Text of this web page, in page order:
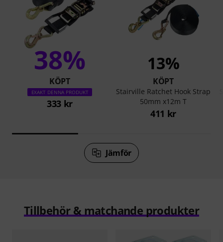
38%
KÖPT
EXAKT DENNA PRODUKT
333 kr
13%
KÖPT
Stairville Ratchet Hook Strap
50mm x12m T
411 kr
Jämför
Tillbehör & matchande produkter